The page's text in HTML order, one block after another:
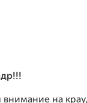
внимание на